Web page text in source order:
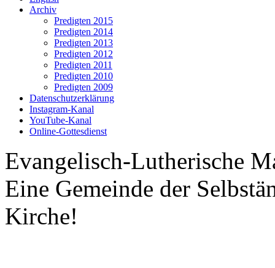
Archiv
Predigten 2015
Predigten 2014
Predigten 2013
Predigten 2012
Predigten 2011
Predigten 2010
Predigten 2009
Datenschutzerklärung
Instagram-Kanal
YouTube-Kanal
Online-Gottesdienst
Evangelisch-Lutherische
Eine Gemeinde der
Kirche!